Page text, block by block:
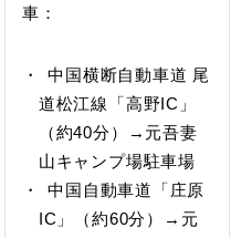
車：
中国横断自動車道 尾
道松江線「高野IC」
（約40分）→元吾妻
山キャンプ場駐車場
中国自動車道「庄原
IC」（約60分）→元